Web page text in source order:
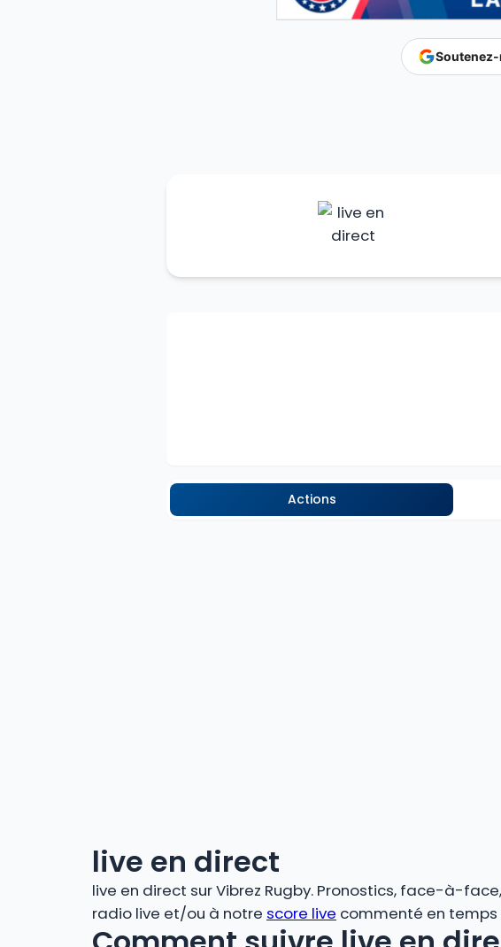
Actions
live en direct
live en direct sur Vibrez Rugby. Pronostics, face-à-
radio live et/ou à notre score live commenté en temps